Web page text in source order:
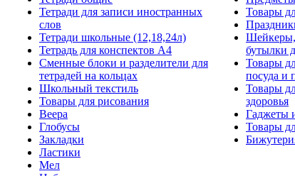
Тетради для записи иностранных
слов
Тетради школьные (12,18,24л)
Тетрадь для конспектов А4
Сменные блоки и разделители для
тетрадей на кольцах
Школьный текстиль
Товары для рисования
Веера
Глобусы
Закладки
Ластики
Мел
Товары
бутылки
Товары
посуда и
Товары
здоровья
Гаджеты
Товары